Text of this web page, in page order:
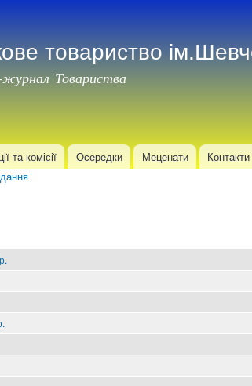
основного
матеріалу
товариство
Товариства
та комісії Осередки Меценати Контакти